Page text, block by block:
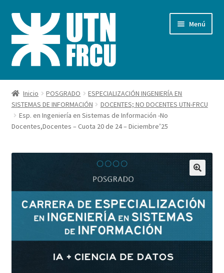
Ir
la
navegación
Ir
al
contenido
Menú
Inicio
Carrito
Finalizar compra
Inicio POSGRADO
ESPECIALIZACIÓN INGENIERÍA EN
SISTEMAS DE INFORMACIÓN
DOCENTES; NO DOCENTES UTN-FRCU
Esp. en Ingeniería en Sistemas de Información -No
Docentes,Docentes – Cuota 20 de 24 – Diciembre’25